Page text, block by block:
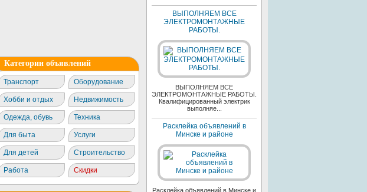
Категории объявлений
Транспорт Оборудование
Хобби и отдых Недвижимость
Одежда, обувь Техника
Для быта Услуги
Для детей Строительство
Работа Скидки
ВЫПОЛНЯЕМ ВСЕ
ЭЛЕКТРОМОНТАЖНЫЕ
РАБОТЫ.
ВЫПОЛНЯЕМ ВСЕ
ЭЛЕКТРОМОНТАЖНЫЕ РАБОТЫ.
Квалифицированный электрик
выполняе...
Расклейка объявлений в
Минске и районе
Расклейка объявлений в Минске и